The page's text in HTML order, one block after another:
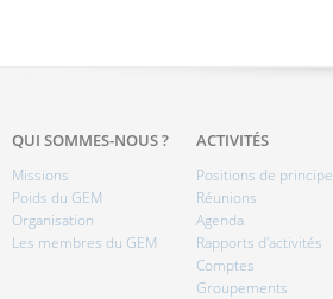
QUI SOMMES-NOUS ?
Missions
Poids du GEM
Organisation
Les membres du GEM
ACTIVITÉS
Positions de principe
Réunions
Agenda
Rapports d'activités
Comptes
Groupements